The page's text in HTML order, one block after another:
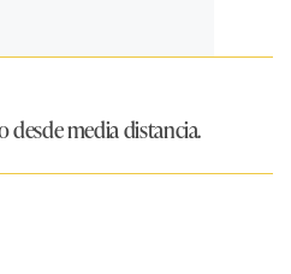
media distancia.